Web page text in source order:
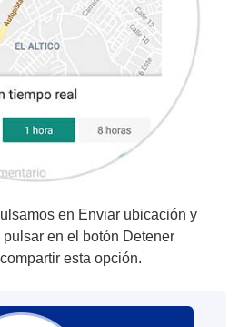
en Enviar ubicación y
en el botón Detener
esta opción.